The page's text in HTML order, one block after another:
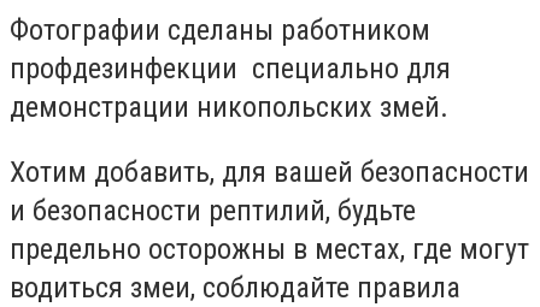
Фотографии сделаны работником
профдезинфекции специально для
демонстрации никопольских змей.
Хотим добавить, для вашей безопасности
и безопасности рептилий, будьте
предельно осторожны в местах, где могут
водиться змеи, соблюдайте правила